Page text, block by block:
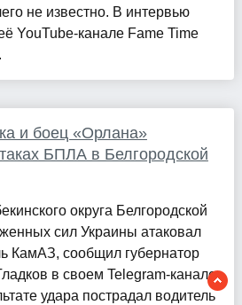
не известно. В интервью
YouTube-канале Fame Time
и боец «Орлана»
БПЛА в Белгородской
округа Белгородской
сил Украины атаковал
КамАЗ, сообщил губернатор
в своем Telegram-канале
удара пострадал водитель